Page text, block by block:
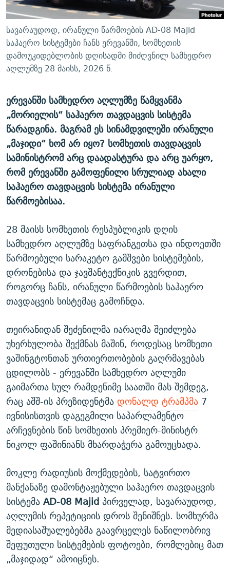
ᲐᲒᲕᲘᲡᲢᲝᲡ ᲝᲛᲘ
ПРИВЕТ ᲙᲣᲚᲢᲣᲠᲐ
სავარაუდოდ, ირანული წარმოების AD-08 Majid
საჰაერო სისტემები ჩანს ერევანში, სომხეთის
დამოუკიდებლობის დღისადმი მიძღვნილ სამხედრო
აღლუმზე 28 მაისს, 2026 წ.
ერევანში სამხედრო აღლუმზე წამყვანმა
„მორიელის“ საჰაერო თავდაცვის სისტემა
წარადგინა. მაგრამ ეს სინამდვილეში ირანული
„მაჯიდი“ ხომ არ იყო? სომხეთის თავდაცვის
სამინისტრომ არც დაადასტურა და არც უარყო,
რომ ერევანში გამოფენილი სრულიად ახალი
საჰაერო თავდაცვის სისტემა ირანული
წარმოებისაა.
28 მაისს სომხეთის რესპუბლიკის დღის
სამხედრო აღლუმზე საფრანგეთსა და ინდოეთში
წარმოებული სარაკეტო გამშვები სისტემების,
დრონებისა და ჯავშანტექნიკის გვერდით,
როგორც ჩანს, ირანული წარმოების საჰაერო
თავდაცვის სისტემაც გამოჩნდა.
თეირანიდან შეძენილმა იარაღმა შეიძლება
უხერხულობა შექმნას მაშინ, როდესაც სომხეთი
ვაშინგტონთან ურთიერთობების გაღრმავებას
ცდილობს - ერევანში სამხედრო აღლუმი
გაიმართა სულ რამდენიმე საათში მას შემდეგ,
რაც აშშ-ის პრეზიდენტმადონალდ ტრამპმა 7
ივნისისთვის დაგეგმილი საპარლამენტო
არჩევნების წინ სომხეთის პრემიერ-მინისტრ
ნიკოლ ფაშინიანს მხარდაჭერა გამოუცხადა.
მოკლე რადიუსის მოქმედების, სატვირთო
მანქანაზე დამონტაჟებული საჰაერო თავდაცვის
სისტემაAD-08 Majidპირველად, სავარაუდოდ,
აღლუმის რეპეტიციის დროს შენიშნეს. სომხურმა
მედიასაშუალებებმა გაავრცელეს ნაწილობრივ
შეფუთული სისტემების ფოტოები, რომლებიც მათ
„მაჯიდად“ ამოიცნეს.